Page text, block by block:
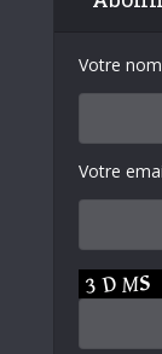
Votre
Votre